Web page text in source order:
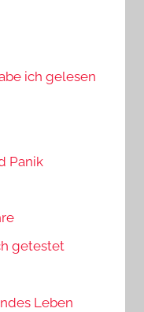
ich gelesen
Panik
getestet
Leben